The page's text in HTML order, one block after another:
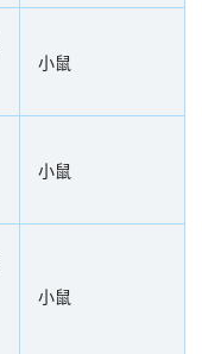
小鼠
小鼠
小鼠